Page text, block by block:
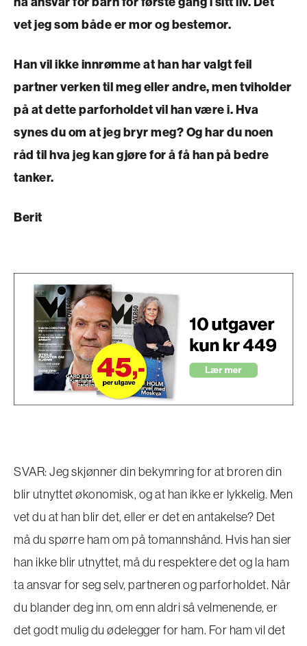
vet jeg som både er mor og bestemor.
Han vil ikke innrømme at han har valgt feil
partner verken til meg eller andre, men tviholder
på at dette parforholdet vil han være i. Hva
synes du om at jeg bryr meg? Og har du noen
råd til hva jeg kan gjøre for å få han på bedre
tanker.
Berit
SVAR: Jeg skjønner din bekymring for at broren din
blir utnyttet økonomisk, og at han ikke er lykkelig. Men
vet du at han blir det, eller er det en antakelse? Det
må du spørre ham om på tomannshånd. Hvis han sier
han ikke blir utnyttet, må du respektere det og la ham
ta ansvar for seg selv, partneren og parforholdet. Når
du blander deg inn, om enn aldri så velmenende, er
det godt mulig du ødelegger for ham. For ham vil det